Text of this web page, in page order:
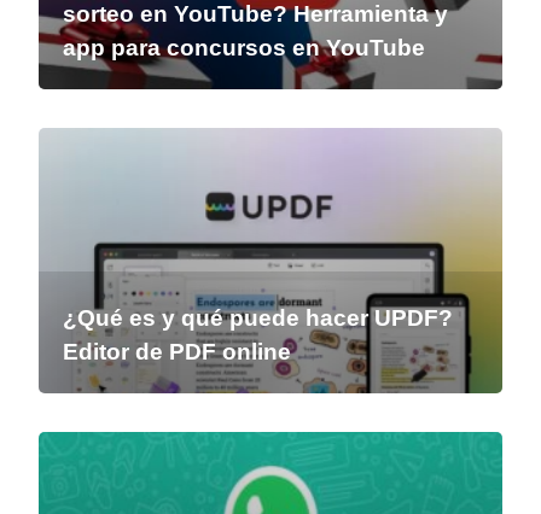
sorteo en YouTube? Herramienta y
app para concursos en YouTube
¿Qué es y qué puede hacer UPDF?
Editor de PDF online